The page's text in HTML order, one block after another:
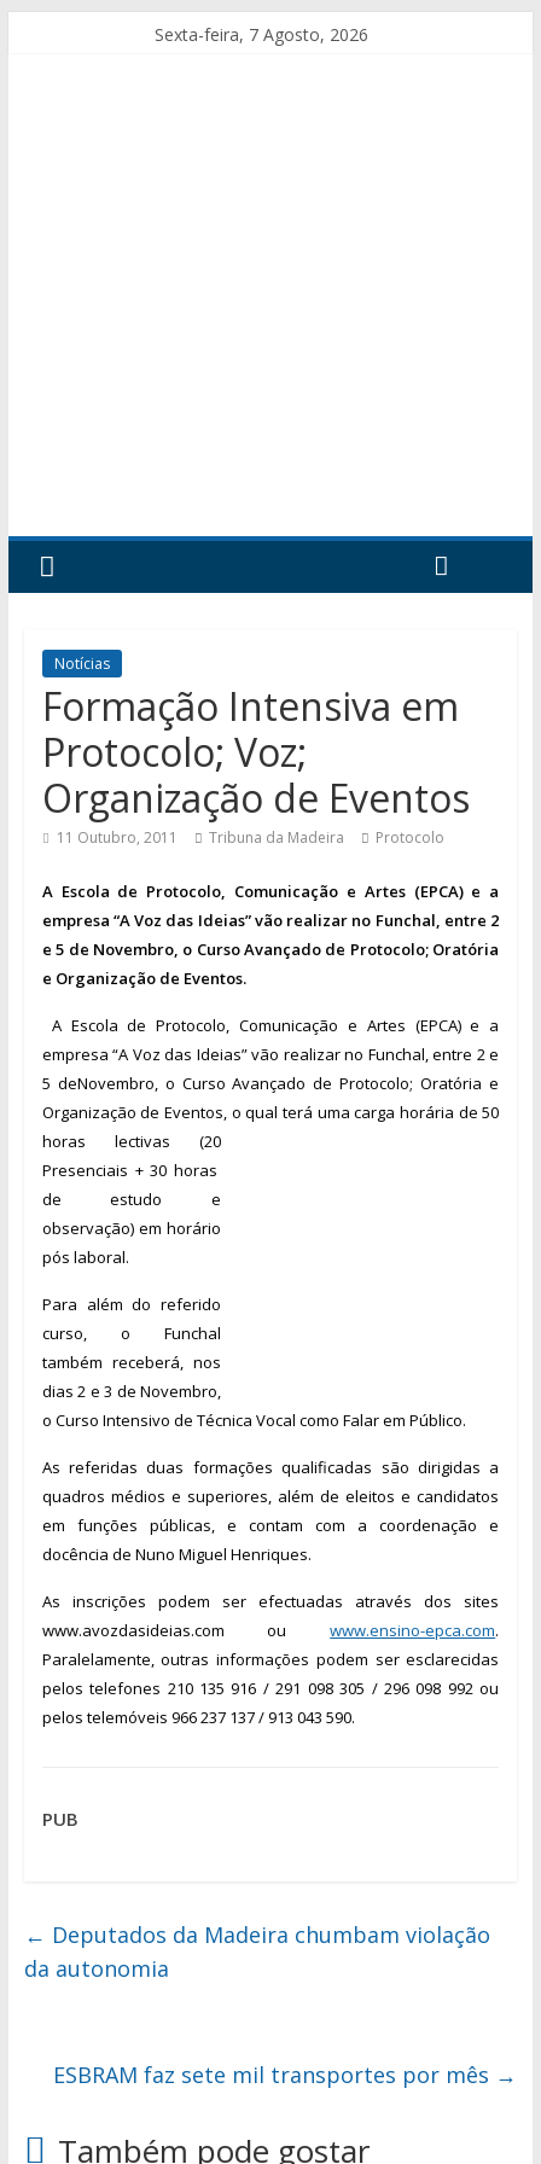
Sexta-feira, 7 Agosto, 2026
Notícias
Formação Intensiva em
Protocolo; Voz;
Organização de Eventos
11 Outubro, 2011 Tribuna da Madeira Protocolo
A Escola de Protocolo, Comunicação e Artes (EPCA) e a
empresa “A Voz das Ideias” vão realizar no Funchal, entre 2
e 5 de Novembro, o Curso Avançado de Protocolo; Oratória
e Organização de Eventos.
A Escola de Protocolo, Comunicação e Artes (EPCA) e a
empresa “A Voz das Ideias” vão realizar no Funchal, entre 2 e
5 deNovembro, o Curso Avançado de Protocolo; Oratória e
Organização de Eventos, o qual terá uma carga horária de 50
horas lectivas(20
Presenciais + 30 horas
de estudo e
observação) em horário
pós laboral.
Para além do referido
curso, o Funchal
também receberá, nos
dias 2 e 3 de Novembro,
o Curso Intensivo de Técnica Vocal como Falar em Público.
As referidas duas formações qualificadas são dirigidas a
quadros médios e superiores, além de eleitos e candidatos
em funções públicas, e contam com a coordenação e
docência de Nuno Miguel Henriques.
As inscrições podem ser efectuadas através dos sites
www.avozdasideias.com ouwww.ensino-epca.com.
Paralelamente, outras informações podem ser esclarecidas
pelos telefones 210 135 916 / 291 098 305 / 296 098 992 ou
pelos telemóveis 966 237 137 / 913 043 590.
PUB
← Deputados da Madeira chumbam violação
da autonomia
ESBRAM faz sete mil transportes por mês →
Também pode gostar